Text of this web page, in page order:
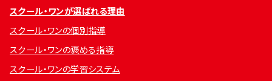
スクール・ワンが選ばれる理由
スクール・ワンの個別指導
スクール・ワンの褒める指導
スクール・ワンの学習システム